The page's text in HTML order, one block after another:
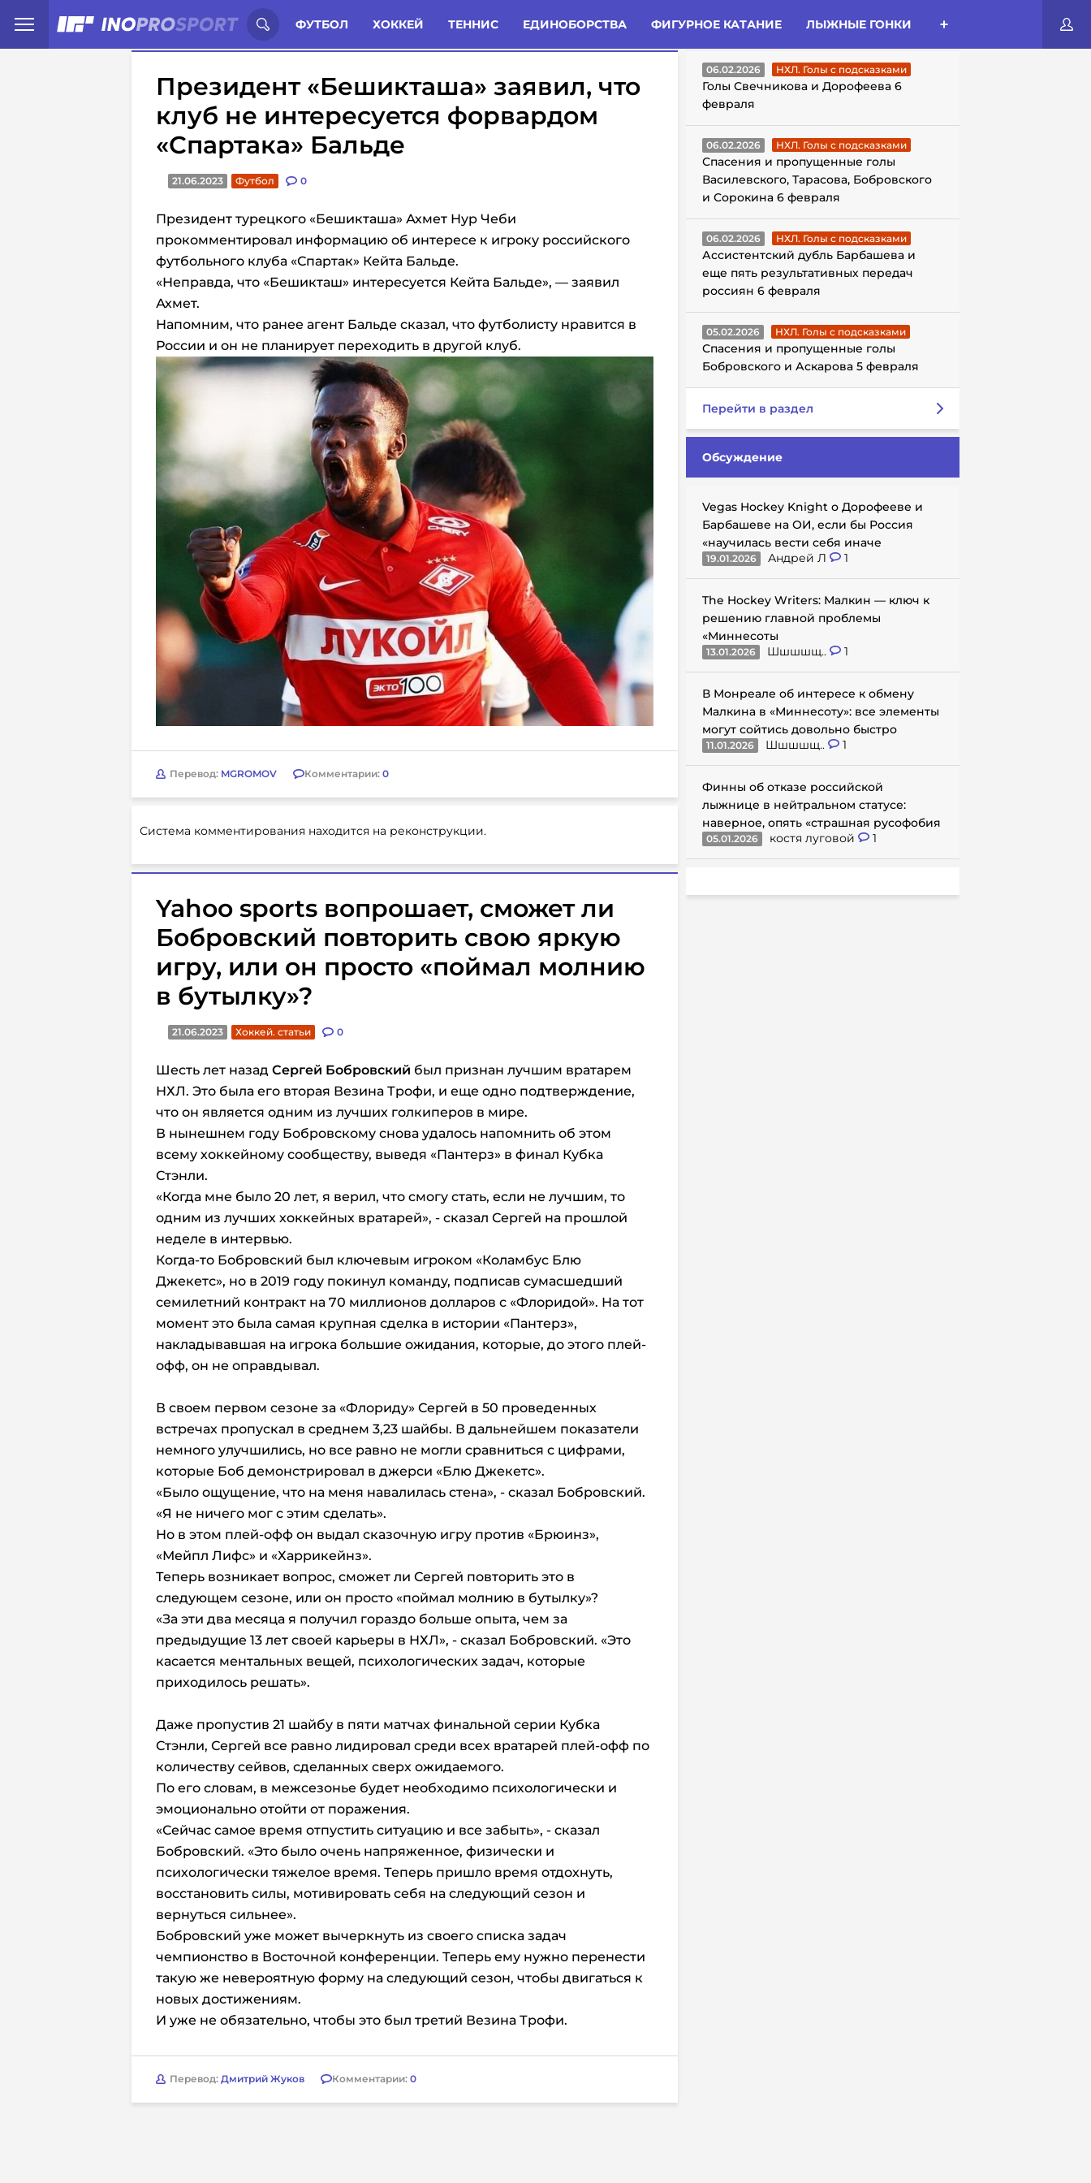
ФУТБОЛ ХОККЕЙ ТЕННИС ЕДИНОБОРСТВА ФИГУРНОЕ КАТАНИЕ ЛЫЖНЫЕ ГОНКИ
Иностранцы о спорте России: Статьи Комменты Новости
Президент «Бешикташа» заявил, что
клуб не интересуется форвардом
«Спартака» Бальде
21.06.2023 Футбол 0
Президент турецкого «Бешикташа» Ахмет Нур Чеби
прокомментировал информацию об интересе к игроку российского
футбольного клуба «Спартак» Кейта Бальде.
«Неправда, что «Бешикташ» интересуется Кейта Бальде», — заявил
Ахмет.
Напомним, что ранее агент Бальде сказал, что футболисту нравится в
России и он не планирует переходить в другой клуб.
Перевод: MGROMOV Комментарии: 0
Система комментирования находится на реконструкции.
Yahoo sports вопрошает, сможет ли
Бобровский повторить свою яркую
игру, или он просто «поймал молнию
в бутылку»?
21.06.2023 Хоккей. статьи 0
Шесть лет назад Сергей Бобровский был признан лучшим вратарем
НХЛ. Это была его вторая Везина Трофи, и еще одно подтверждение,
что он является одним из лучших голкиперов в мире.
В нынешнем году Бобровскому снова удалось напомнить об этом
всему хоккейному сообществу, выведя «Пантерз» в финал Кубка
Стэнли.
«Когда мне было 20 лет, я верил, что смогу стать, если не лучшим, то
одним из лучших хоккейных вратарей», - сказал Сергей на прошлой
неделе в интервью.
Когда-то Бобровский был ключевым игроком «Коламбус Блю
Джекетс», но в 2019 году покинул команду, подписав сумасшедший
семилетний контракт на 70 миллионов долларов с «Флоридой». На тот
момент это была самая крупная сделка в истории «Пантерз»,
накладывавшая на игрока большие ожидания, которые, до этого плей-
офф, он не оправдывал.
В своем первом сезоне за «Флориду» Сергей в 50 проведенных
встречах пропускал в среднем 3,23 шайбы. В дальнейшем показатели
немного улучшились, но все равно не могли сравниться с цифрами,
которые Боб демонстрировал в джерси «Блю Джекетс».
«Было ощущение, что на меня навалилась стена», - сказал Бобровский.
«Я не ничего мог с этим сделать».
Но в этом плей-офф он выдал сказочную игру против «Брюинз»,
«Мейпл Лифс» и «Харрикейнз».
Теперь возникает вопрос, сможет ли Сергей повторить это в
следующем сезоне, или он просто «поймал молнию в бутылку»?
«За эти два месяца я получил гораздо больше опыта, чем за
предыдущие 13 лет своей карьеры в НХЛ», - сказал Бобровский. «Это
касается ментальных вещей, психологических задач, которые
приходилось решать».
Даже пропустив 21 шайбу в пяти матчах финальной серии Кубка
Стэнли, Сергей все равно лидировал среди всех вратарей плей-офф по
количеству сейвов, сделанных сверх ожидаемого.
По его словам, в межсезонье будет необходимо психологически и
эмоционально отойти от поражения.
«Сейчас самое время отпустить ситуацию и все забыть», - сказал
Бобровский. «Это было очень напряженное, физически и
психологически тяжелое время. Теперь пришло время отдохнуть,
восстановить силы, мотивировать себя на следующий сезон и
вернуться сильнее».
Бобровский уже может вычеркнуть из своего списка задач
чемпионство в Восточной конференции. Теперь ему нужно перенести
такую же невероятную форму на следующий сезон, чтобы двигаться к
новых достижениям.
И уже не обязательно, чтобы это был третий Везина Трофи.
Перевод: Дмитрий Жуков Комментарии: 0
ГОЛЫ С ПОДСКАЗКАМИ
06.02.2026 НХЛ. Голы с подсказками
Голы Свечникова и Дорофеева 6
февраля
06.02.2026 НХЛ. Голы с подсказками
Спасения и пропущенные голы
Василевского, Тарасова, Бобровского
и Сорокина 6 февраля
06.02.2026 НХЛ. Голы с подсказками
Ассистентский дубль Барбашева и
еще пять результативных передач
россиян 6 февраля
05.02.2026 НХЛ. Голы с подсказками
Спасения и пропущенные голы
Бобровского и Аскарова 5 февраля
Перейти в раздел
Обсуждение
Vegas Hockey Knight о Дорофееве и
Барбашеве на ОИ, если бы Россия
«научилась вести себя иначе
19.01.2026 Андрей Л 1
The Hockey Writers: Малкин — ключ к
решению главной проблемы
«Миннесоты
13.01.2026 Шшшшщ.. 1
В Монреале об интересе к обмену
Малкина в «Миннесоту»: все элементы
могут сойтись довольно быстро
11.01.2026 Шшшшщ.. 1
Финны об отказе российской
лыжнице в нейтральном статусе:
наверное, опять «страшная русофобия
05.01.2026 костя луговой 1